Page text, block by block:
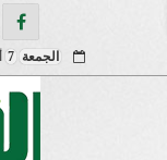
الجمعة 7